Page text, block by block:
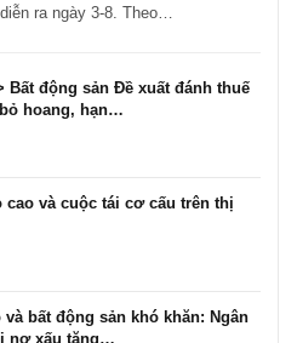
ra ngày 3-8. Theo…
Bất động sản Đề xuất đánh thuế
hoang, hạn…
cao và cuộc tái cơ cấu trên thị
và bất động sản khó khăn: Ngân
nợ xấu tăng…